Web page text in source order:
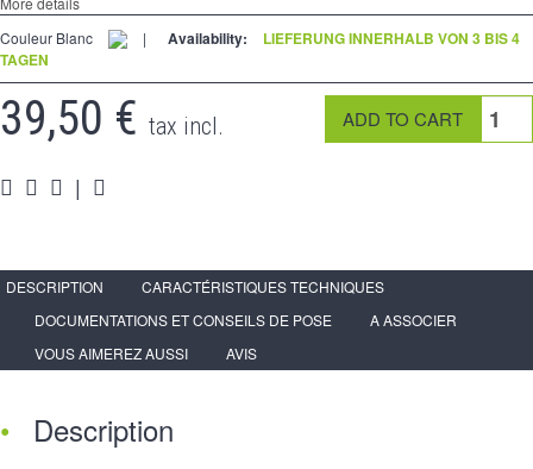
Couleur Blanc
| Availability:
LIEFERUNG INNERHALB VON 3 BIS 4
TAGEN
39,50 € tax incl.
|
DESCRIPTION
CARACTÉRISTIQUES TECHNIQUES
DOCUMENTATIONS ET CONSEILS DE POSE
A ASSOCIER
VOUS AIMEREZ AUSSI
AVIS
Description